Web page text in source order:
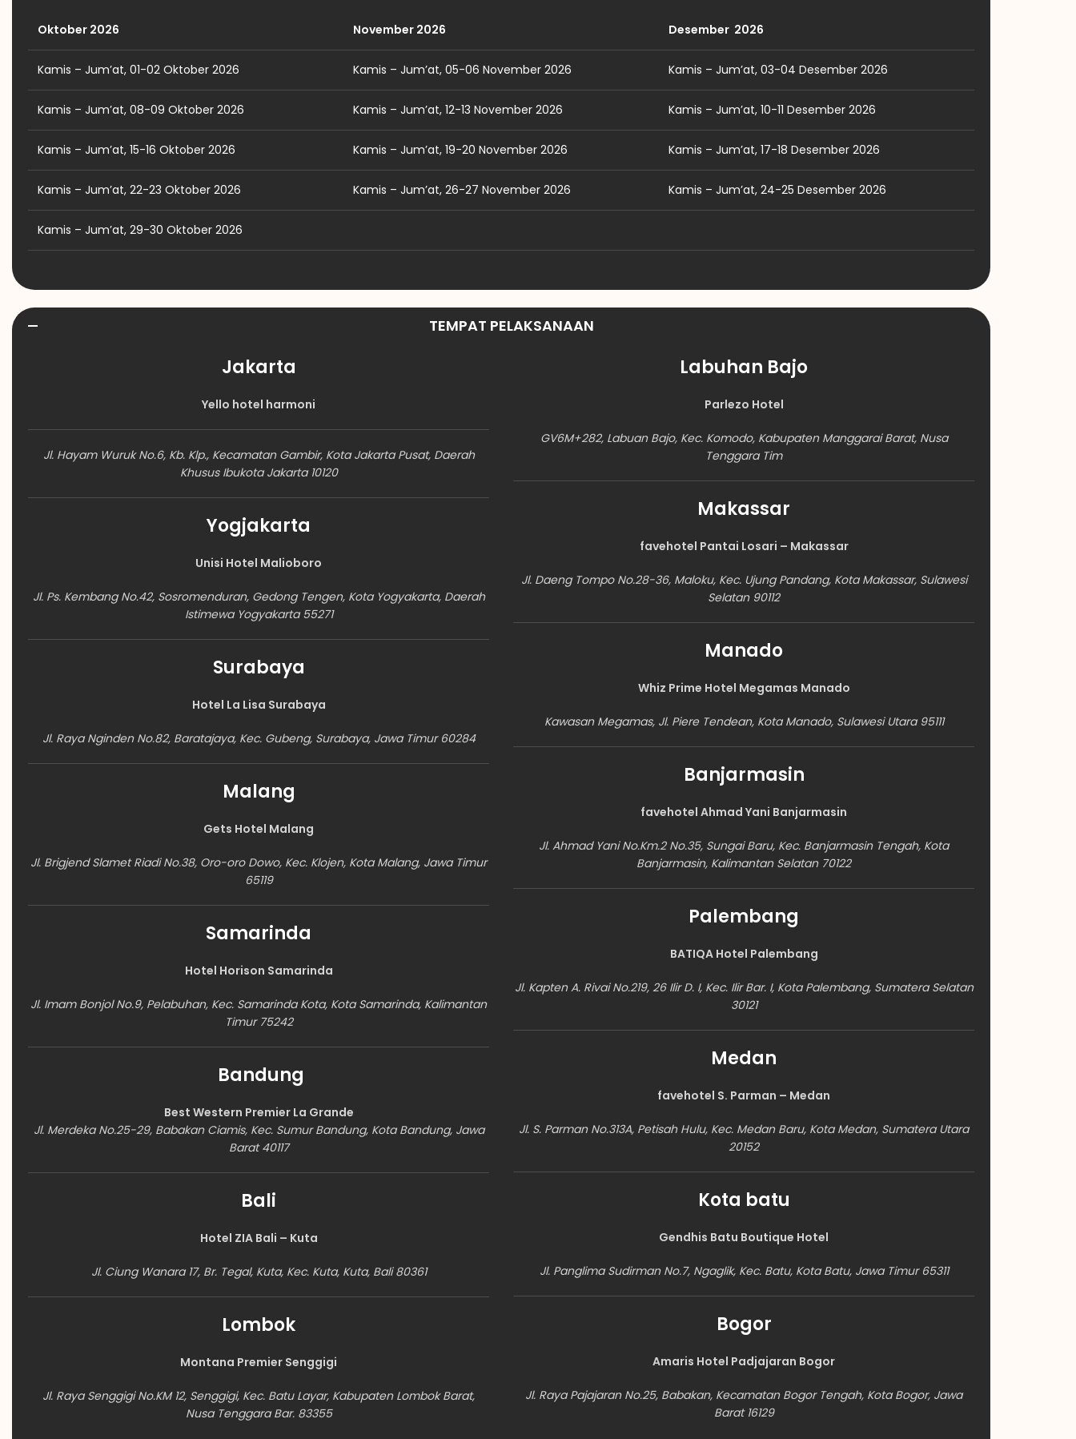
Oktober 2026 November 2026 Desember 2026
Kamis – Jum’at, 01-02 Oktober 2026 Kamis – Jum’at, 05-06 November 2026 Kamis – Jum’at, 03-04 Desember 2026
Kamis – Jum’at, 08-09 Oktober 2026 Kamis – Jum’at, 12-13 November 2026 Kamis – Jum’at, 10-11 Desember 2026
Kamis – Jum’at, 15-16 Oktober 2026 Kamis – Jum’at, 19-20 November 2026 Kamis – Jum’at, 17-18 Desember 2026
Kamis – Jum’at, 22-23 Oktober 2026 Kamis – Jum’at, 26-27 November 2026 Kamis – Jum’at, 24-25 Desember 2026
Kamis – Jum’at, 29-30 Oktober 2026
TEMPAT PELAKSANAAN
Jakarta
Yello hotel harmoni
Jl. Hayam Wuruk No.6, Kb. Klp., Kecamatan Gambir, Kota Jakarta Pusat, Daerah
Khusus Ibukota Jakarta 10120
Yogjakarta
Unisi Hotel Malioboro
Jl. Ps. Kembang No.42, Sosromenduran, Gedong Tengen, Kota Yogyakarta, Daerah
Istimewa Yogyakarta 55271
Surabaya
Hotel La Lisa Surabaya
Jl. Raya Nginden No.82, Baratajaya, Kec. Gubeng, Surabaya, Jawa Timur 60284
Malang
Gets Hotel Malang
Jl. Brigjend Slamet Riadi No.38, Oro-oro Dowo, Kec. Klojen, Kota Malang, Jawa Timur
65119
Samarinda
Hotel Horison Samarinda
Jl. Imam Bonjol No.9, Pelabuhan, Kec. Samarinda Kota, Kota Samarinda, Kalimantan
Timur 75242
Bandung
Best Western Premier La Grande
Jl. Merdeka No.25-29, Babakan Ciamis, Kec. Sumur Bandung, Kota Bandung, Jawa
Barat 40117
Bali
Hotel ZIA Bali – Kuta
Jl. ​Ciung Wanara 17, Br. Tegal, Kuta, Kec. Kuta, Kuta, Bali 80361
Lombok
Montana Premier Senggigi
Jl. Raya Senggigi No.KM 12, Senggigi, Kec. Batu Layar, Kabupaten Lombok Barat,
Nusa Tenggara Bar. 83355
Labuhan Bajo
Parlezo Hotel
GV6M+282, Labuan Bajo, Kec. Komodo, Kabupaten Manggarai Barat, Nusa
Tenggara Tim
Makassar
favehotel Pantai Losari – Makassar
Jl. Daeng Tompo No.28-36, Maloku, Kec. Ujung Pandang, Kota Makassar, Sulawesi
Selatan 90112
Manado
Whiz Prime Hotel Megamas Manado
Kawasan Megamas, Jl. Piere Tendean, Kota Manado, Sulawesi Utara 95111
Banjarmasin
favehotel Ahmad Yani Banjarmasin
Jl. Ahmad Yani No.Km.2 No.35, Sungai Baru, Kec. Banjarmasin Tengah, Kota
Banjarmasin, Kalimantan Selatan 70122
Palembang
BATIQA Hotel Palembang
Jl. Kapten A. Rivai No.219, 26 Ilir D. I, Kec. Ilir Bar. I, Kota Palembang, Sumatera Selatan
30121
Medan
favehotel S. Parman – Medan
Jl. S. Parman No.313A, Petisah Hulu, Kec. Medan Baru, Kota Medan, Sumatera Utara
20152
Kota batu
Gendhis Batu Boutique Hotel
Jl. Panglima Sudirman No.7, Ngaglik, Kec. Batu, Kota Batu, Jawa Timur 65311
Bogor
Amaris Hotel Padjajaran Bogor
Jl. Raya Pajajaran No.25, Babakan, Kecamatan Bogor Tengah, Kota Bogor, Jawa
Barat 16129